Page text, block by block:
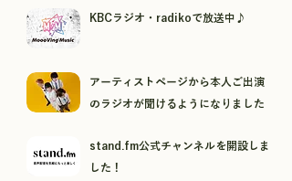
KBCラジオ・radikoで放送中♪
アーティストページから本人ご出演
のラジオが聞けるようになりました
stand.fm公式チャンネルを開設しま
した！